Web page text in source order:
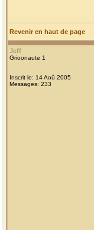
Revenir en haut de page
Jeff
Grioonaute 1
Inscrit le: 14 Aoû 2005
Messages: 233